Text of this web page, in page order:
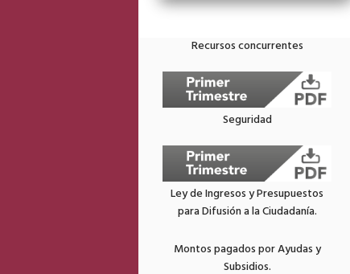
Recursos concurrentes
Seguridad
Ley de Ingresos y Presupuestos
para Difusión a la Ciudadanía.
Montos pagados por Ayudas y
Subsidios.